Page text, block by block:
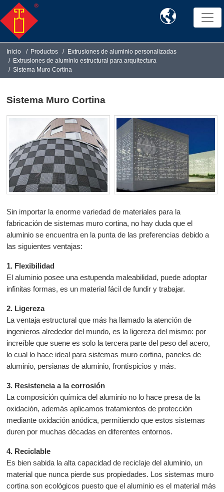

Inicio Productos
Extrusiones de aluminio personalizadas
Extrusiones de aluminio estructural para arquitectura
Sistema Muro Cortina
Sistema Muro Cortina
Sin importar la enorme variedad de materiales para la
fabricación de sistemas muro cortina, no hay duda que el
aluminio se encuentra en la punta de las preferencias debido a
las siguientes ventajas:
1. Flexibilidad
El aluminio posee una estupenda maleabilidad, puede adoptar
infinitas formas, es un material fácil de fundir y trabajar.
2. Ligereza
La ventaja estructural que más ha llamado la atención de
ingenieros alrededor del mundo, es la ligereza del mismo: por
increíble que suene es solo la tercera parte del peso del acero,
lo cual lo hace ideal para sistemas muro cortina, paneles de
aluminio, persianas de aluminio, frontispicios y más.
3. Resistencia a la corrosión
La composición química del aluminio no lo hace presa de la
oxidación, además aplicamos tratamientos de protección
mediante oxidación anódica, permitiendo que estos sistemas
duren por muchas décadas en diferentes entornos.
4. Reciclable
Es bien sabida la alta capacidad de reciclaje del aluminio, un
material que nunca pierde sus propiedades. Los sistemas muro
cortina son ecológicos puesto que el aluminio es el material más